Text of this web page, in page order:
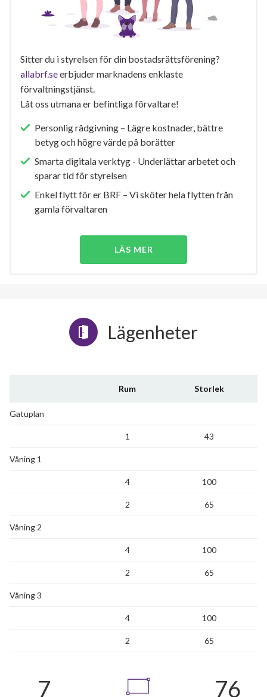
Sitter du i styrelsen för din bostadsrättsförening?
allabrf.seerbjuder marknadens enklaste
förvaltningstjänst.
Låt oss utmana er befintliga förvaltare!
Personlig rådgivning – Lägre kostnader, bättre
betyg och högre värde på borätter
Smarta digitala verktyg - Underlättar arbetet och
sparar tid för styrelsen
Enkel flytt för er BRF – Vi sköter hela flytten från
gamla förvaltaren
LÄS MER
Lägenheter
Rum Storlek
Gatuplan
1 43
Våning 1
4 100
2 65
Våning 2
4 100
2 65
Våning 3
4 100
2 65